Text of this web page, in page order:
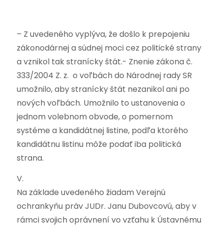
– Z uvedeného vyplýva, že došlo k prepojeniu
zákonodárnej a súdnej moci cez politické strany
a vznikol tak stranícky štát.- Znenie zákona č.
333/2004 Z. z. o voľbách do Národnej rady SR
umožnilo, aby stranícky štát nezanikol ani po
nových voľbách. Umožnilo to ustanovenia o
jednom volebnom obvode, o pomernom
systéme a kandidátnej listine, podľa ktorého
kandidátnu listinu môže podať iba politická
strana.
V.
Na základe uvedeného žiadam Verejnú
ochrankyňu práv JUDr. Janu Dubovcovú, aby v
rámci svojich oprávnení vo vzťahu k Ústavnému